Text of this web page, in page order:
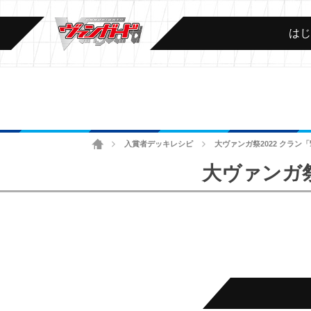
は
ホーム 入賞者デッキレシピ 大ヴァンガ祭2022 クラン
大ヴァンガ